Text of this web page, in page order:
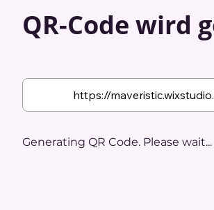
QR-Code wird
Generating QR Code. Please wait...